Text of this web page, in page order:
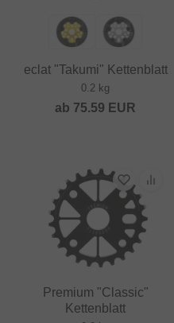
eclat "Takumi" Kettenblatt
0.2 kg
ab 75.59 EUR
Premium "Classic"
Kettenblatt